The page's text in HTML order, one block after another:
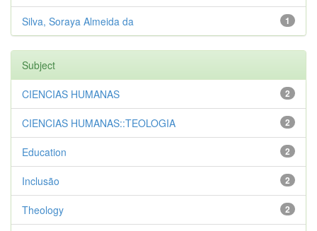
1
Silva, Soraya Almeida da
Subject
2
CIENCIAS HUMANAS
2
CIENCIAS HUMANAS::TEOLOGIA
2
Education
2
Inclusão
2
Theology